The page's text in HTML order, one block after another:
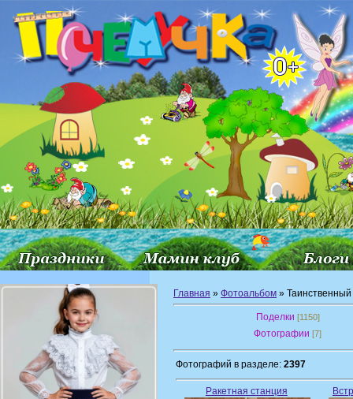
Главная » Фотоальбом »
Поделки [1150]
Фотографии [7]
Фотографий в разделе: 2397
Ракетная станция